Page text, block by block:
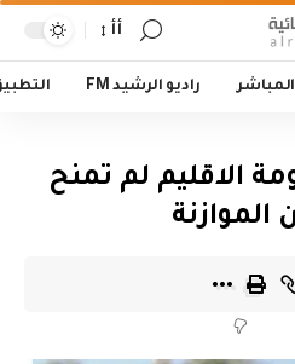
أأ
راديو الرشيد FM
الاقليم لم تمنح